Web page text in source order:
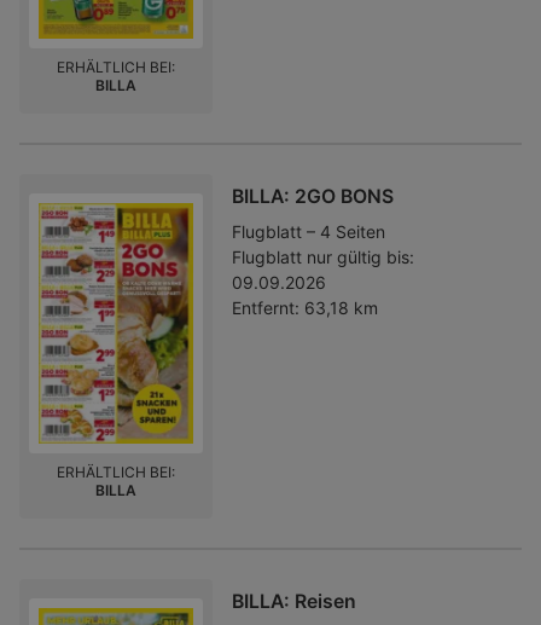
ERHÄLTLICH BEI:
BILLA
BILLA: 2GO BONS
Flugblatt – 4 Seiten
Flugblatt nur gültig bis:
09.09.2026
Entfernt: 63,18 km
ERHÄLTLICH BEI:
BILLA
BILLA: Reisen